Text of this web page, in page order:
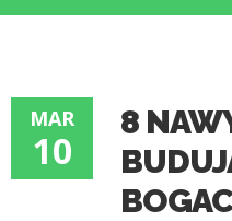
MAR
10
8